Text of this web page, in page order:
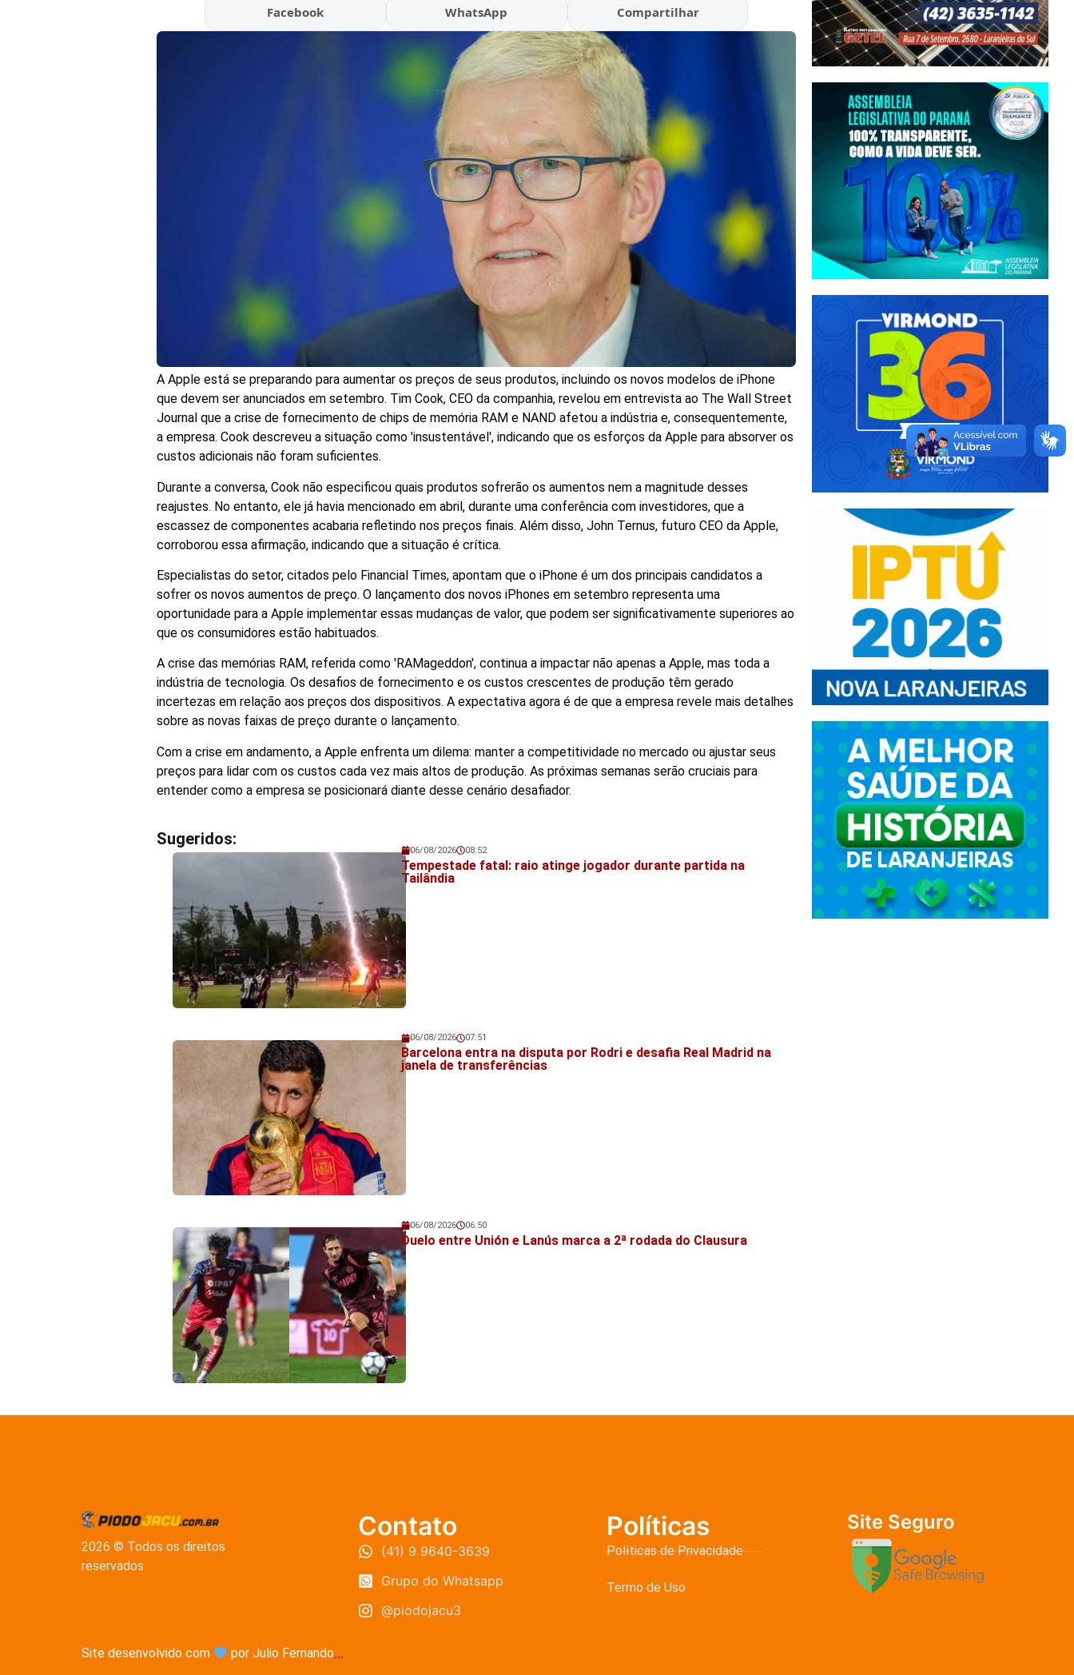
Facebook WhatsApp Compartilhar
A Apple está se preparando para aumentar os preços de seus produtos, incluindo os novos modelos de iPhone
que devem ser anunciados em setembro. Tim Cook, CEO da companhia, revelou em entrevista ao The Wall Street
Journal que a crise de fornecimento de chips de memória RAM e NAND afetou a indústria e, consequentemente,
a empresa. Cook descreveu a situação como 'insustentável', indicando que os esforços da Apple para absorver os
custos adicionais não foram suficientes.
Durante a conversa, Cook não especificou quais produtos sofrerão os aumentos nem a magnitude desses
reajustes. No entanto, ele já havia mencionado em abril, durante uma conferência com investidores, que a
escassez de componentes acabaria refletindo nos preços finais. Além disso, John Ternus, futuro CEO da Apple,
corroborou essa afirmação, indicando que a situação é crítica.
Especialistas do setor, citados pelo Financial Times, apontam que o iPhone é um dos principais candidatos a
sofrer os novos aumentos de preço. O lançamento dos novos iPhones em setembro representa uma
oportunidade para a Apple implementar essas mudanças de valor, que podem ser significativamente superiores ao
que os consumidores estão habituados.
A crise das memórias RAM, referida como 'RAMageddon', continua a impactar não apenas a Apple, mas toda a
indústria de tecnologia. Os desafios de fornecimento e os custos crescentes de produção têm gerado
incertezas em relação aos preços dos dispositivos. A expectativa agora é de que a empresa revele mais detalhes
sobre as novas faixas de preço durante o lançamento.
Com a crise em andamento, a Apple enfrenta um dilema: manter a competitividade no mercado ou ajustar seus
preços para lidar com os custos cada vez mais altos de produção. As próximas semanas serão cruciais para
entender como a empresa se posicionará diante desse cenário desafiador.
Sugeridos:
Veja também!
06/08/2026 08:52
Tempestade fatal: raio atinge jogador durante partida na
Tailândia
Veja também!
06/08/2026 07:51
Barcelona entra na disputa por Rodri e desafia Real Madrid na
janela de transferências
Veja também!
06/08/2026 06:50
Duelo entre Unión e Lanús marca a 2ª rodada do Clausura
2026 © Todos os direitos
reservados
Contato
(41) 9 9640-3639
Grupo do Whatsapp
@piodojacu3
Políticas
Políticas de Privacidade
Termo de Uso
Site Seguro
Site desenvolvido com por Julio Fernando...